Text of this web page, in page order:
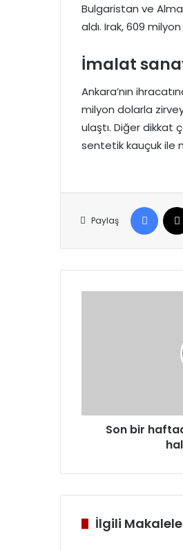
Bulgaristan ve
aldı. Irak, 609
İmalat
Ankara’nın
milyon dolarla
ulaştı. Diğer dikkat
sentetik kauçuk ile
Paylaş
Son bir
İlgili